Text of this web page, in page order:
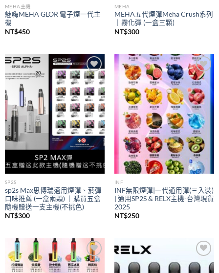
MEHA主機
魅嗨MEHA GLOR 電子煙一代主
機
NT$450
MEHA
MEHA五代煙彈Meha Crush系列
｜霧化彈 (一盒三顆)
NT$300
Add to
wishlist
SP2S
sp2s Max思博瑞適用煙彈、菸彈
口味推薦 (一盒兩顆) ｜購買五盒
隨機贈送一支主機(不挑色)
NT$300
Add to
wishlist
INF
INF無限煙彈|一代通用彈(三入裝)
| 通用SP2S & RELX主機-台灣現貨
2025
NT$250
Add to
wishlist
Add to
wishlist